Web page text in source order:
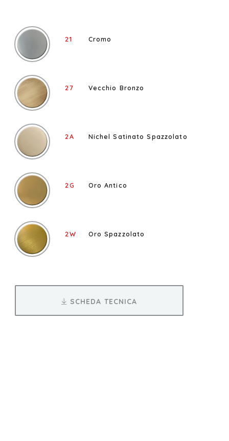
21 Cromo
27 Vecchio Bronzo
2A Nichel Satinato Spazzolato
2G Oro Antico
2W Oro Spazzolato
SCHEDA TECNICA